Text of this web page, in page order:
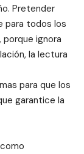
Pretender
para todos los
ignora
la lectura
para que los
garantice la